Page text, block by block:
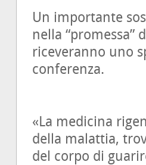
Un importante
nella
riceveranno uno
conferenza.
«La medicina
della malattia,
del corpo di